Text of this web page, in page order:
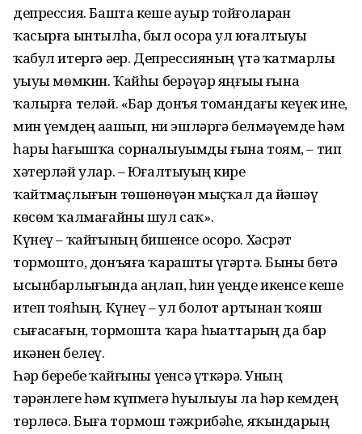
депрессия. Башта кеше ауыр тойғоларҙан
ҡасырға ынтылһа, был осорҙа ул юғалтыуҙы
ҡабул итергә әҙер. Депрессияның үтә ҡатмарлы
уҙыуы мөмкин. Ҡайһы берәүҙәр яңғыҙы ғына
ҡалырға теләй. «Бар донъя томандағы кеүек ине,
мин үҙемдең аҙашып, ни эшләргә белмәүемде һәм
һары һағышҡа сорналыуымды ғына тоям, – тип
хәтерләй улар. – Юғалтыуҙың кире
ҡайтмаҫлығын төшөнөүҙән мыҫҡал да йәшәү
көсөм ҡалмағайны шул саҡ».
Күнеү – ҡайғының бишенсе осоро. Хәсрәт
тормошто, донъяға ҡарашты үҙгәртә. Быны бөтә
ысынбарлығында аңлап, һин үҙеңде икенсе кеше
итеп тояһың. Күнеү – ул болот артынан ҡояш
сығасағын, тормошта ҡара һыҙаттарҙың да бар
икәнен белеү.
Һәр беребеҙ ҡайғыны үҙенсә үткәрә. Уның
тәрәнлеге һәм күпмегә һуҙылыуы ла һәр кемдең
төрлөсә. Быға тормош тәжрибәһе, яҡындарҙың